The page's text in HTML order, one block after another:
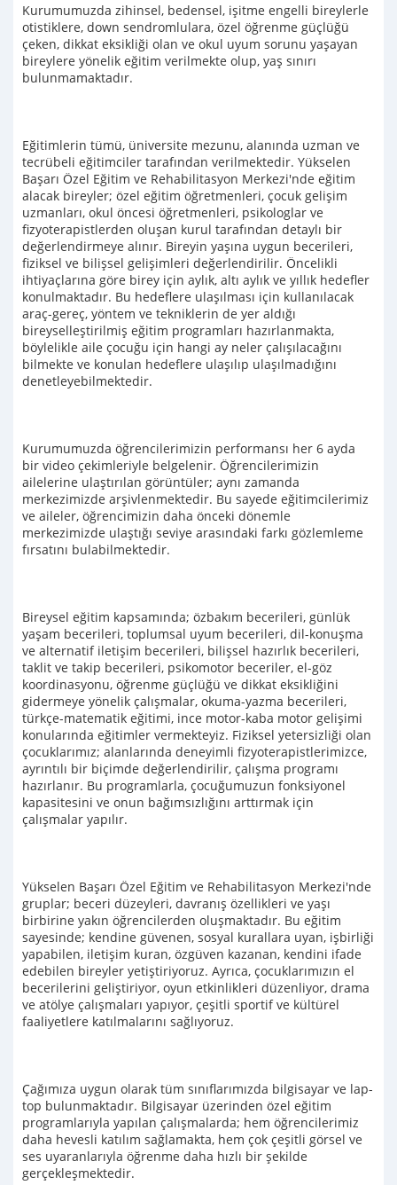
Kurumumuzda zihinsel, bedensel, işitme engelli bireylerle
otistiklere, down sendromlulara, özel öğrenme güçlüğü
çeken, dikkat eksikliği olan ve okul uyum sorunu yaşayan
bireylere yönelik eğitim verilmekte olup, yaş sınırı
bulunmamaktadır.
Eğitimlerin tümü, üniversite mezunu, alanında uzman ve
tecrübeli eğitimciler tarafından verilmektedir. Yükselen
Başarı Özel Eğitim ve Rehabilitasyon Merkezi'nde eğitim
alacak bireyler; özel eğitim öğretmenleri, çocuk gelişim
uzmanları, okul öncesi öğretmenleri, psikologlar ve
fizyoterapistlerden oluşan kurul tarafından detaylı bir
değerlendirmeye alınır. Bireyin yaşına uygun becerileri,
fiziksel ve bilişsel gelişimleri değerlendirilir. Öncelikli
ihtiyaçlarına göre birey için aylık, altı aylık ve yıllık hedefler
konulmaktadır. Bu hedeflere ulaşılması için kullanılacak
araç-gereç, yöntem ve tekniklerin de yer aldığı
bireyselleştirilmiş eğitim programları hazırlanmakta,
böylelikle aile çocuğu için hangi ay neler çalışılacağını
bilmekte ve konulan hedeflere ulaşılıp ulaşılmadığını
denetleyebilmektedir.
Kurumumuzda öğrencilerimizin performansı her 6 ayda
bir video çekimleriyle belgelenir. Öğrencilerimizin
ailelerine ulaştırılan görüntüler; aynı zamanda
merkezimizde arşivlenmektedir. Bu sayede eğitimcilerimiz
ve aileler, öğrencimizin daha önceki dönemle
merkezimizde ulaştığı seviye arasındaki farkı gözlemleme
fırsatını bulabilmektedir.
Bireysel eğitim kapsamında; özbakım becerileri, günlük
yaşam becerileri, toplumsal uyum becerileri, dil-konuşma
ve alternatif iletişim becerileri, bilişsel hazırlık becerileri,
taklit ve takip becerileri, psikomotor beceriler, el-göz
koordinasyonu, öğrenme güçlüğü ve dikkat eksikliğini
gidermeye yönelik çalışmalar, okuma-yazma becerileri,
türkçe-matematik eğitimi, ince motor-kaba motor gelişimi
konularında eğitimler vermekteyiz. Fiziksel yetersizliği olan
çocuklarımız; alanlarında deneyimli fizyoterapistlerimizce,
ayrıntılı bir biçimde değerlendirilir, çalışma programı
hazırlanır. Bu programlarla, çocuğumuzun fonksiyonel
kapasitesini ve onun bağımsızlığını arttırmak için
çalışmalar yapılır.
Yükselen Başarı Özel Eğitim ve Rehabilitasyon Merkezi'nde
gruplar; beceri düzeyleri, davranış özellikleri ve yaşı
birbirine yakın öğrencilerden oluşmaktadır. Bu eğitim
sayesinde; kendine güvenen, sosyal kurallara uyan, işbirliği
yapabilen, iletişim kuran, özgüven kazanan, kendini ifade
edebilen bireyler yetiştiriyoruz. Ayrıca, çocuklarımızın el
becerilerini geliştiriyor, oyun etkinlikleri düzenliyor, drama
ve atölye çalışmaları yapıyor, çeşitli sportif ve kültürel
faaliyetlere katılmalarını sağlıyoruz.
Çağımıza uygun olarak tüm sınıflarımızda bilgisayar ve lap-
top bulunmaktadır. Bilgisayar üzerinden özel eğitim
programlarıyla yapılan çalışmalarda; hem öğrencilerimiz
daha hevesli katılım sağlamakta, hem çok çeşitli görsel ve
ses uyaranlarıyla öğrenme daha hızlı bir şekilde
gerçekleşmektedir.